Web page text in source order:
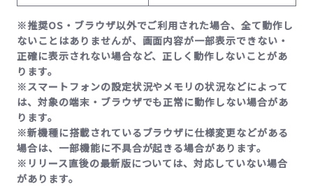
※推奨OS・ブラウザ以外でご利用された場合、全て動作し
ないことはありませんが、画面内容が一部表示できない・
正確に表示されない場合など、正しく動作しないことがあ
ります。
※スマートフォンの設定状況やメモリの状況などによって
は、対象の端末・ブラウザでも正常に動作しない場合があ
ります。
※新機種に搭載されているブラウザに仕様変更などがある
場合は、一部機能に不具合が起きる場合があります。
※リリース直後の最新版については、対応していない場合
があります。